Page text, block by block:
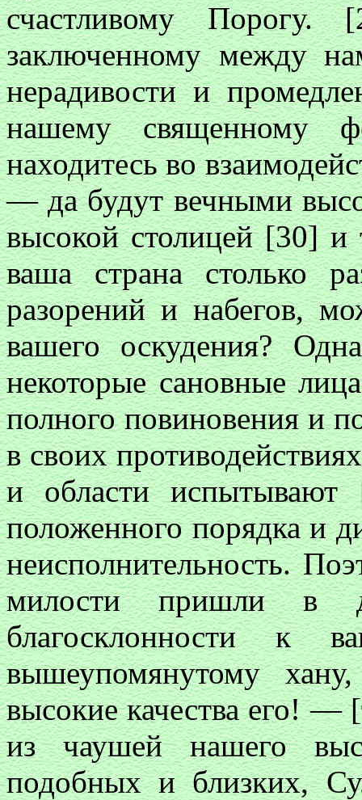
счастливому Порогу.
заключенному между
нерадивости и
нашему священному
находитесь во
— да будут вечными
высокой столицей [30]
ваша страна столько
разорений и набегов,
вашего оскудения?
некоторые сановные
полного повиновения и
в своих
и области испытывают
положенного порядка и
неисполнительность.
милости пришли в
благосклонности к
вышеупомянутому
высокие качества его! —
из чаушей нашего
подобных и близких,